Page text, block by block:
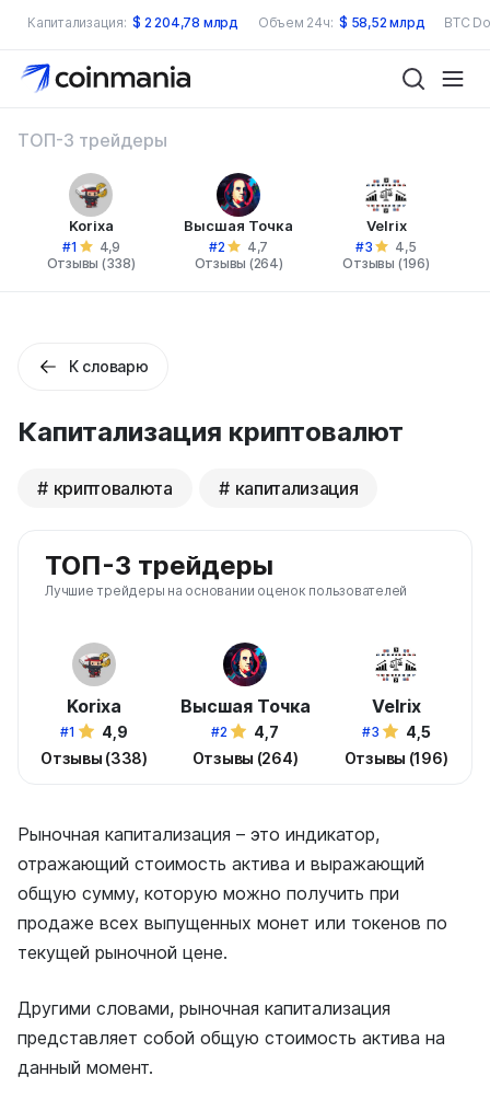
Капитализация: $ 2 204,78 млрд Объем 24ч: $ 58,52 млрд BTC
ТОП-3 трейдеры
Korixa
#1
4,9
Отзывы (338)
Высшая Точка
#2
4,7
Отзывы (264)
Velrix
#3
4,5
Отзывы (196)
К словарю
Капитализация криптовалют
криптовалюта капитализация
ТОП-3 трейдеры
Лучшие трейдеры на основании оценок пользователей
Korixa
#1
4,9
Отзывы (338)
Высшая Точка
#2
4,7
Отзывы (264)
Velrix
#3
4,5
Отзывы (196)
Рыночная капитализация – это индикатор,
отражающий стоимость актива и выражающий
общую сумму, которую можно получить при
продаже всех выпущенных монет или токенов по
текущей рыночной цене.
Другими словами, рыночная капитализация
представляет собой общую стоимость актива на
данный момент.